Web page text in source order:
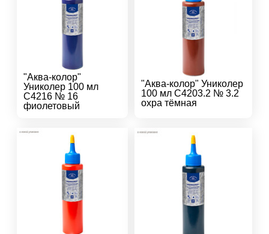
"Аква-колор"
Униколер 100 мл
С4216 № 16
фиолетовый
"Аква-колор" Униколер
100 мл С4203.2 № 3.2
охра тёмная